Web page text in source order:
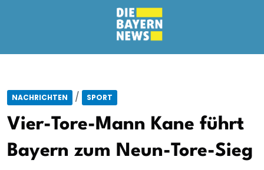
NACHRICHTEN / SPORT
Vier-Tore-Mann Kane führt
Bayern zum Neun-Tore-Sieg